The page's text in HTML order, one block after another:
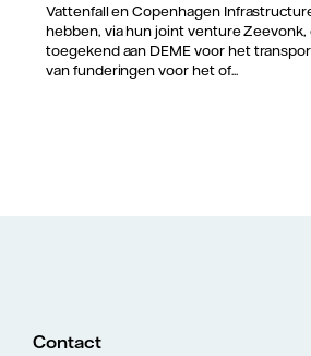
Vattenfall en Copenhagen
hebben, via hun joint venture
toegekend aan DEME voor het
van funderingen voor het of...
Contact